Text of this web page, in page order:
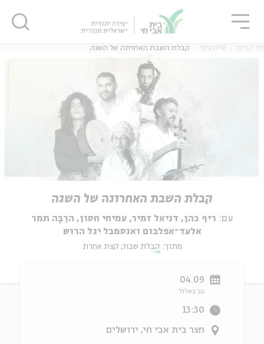
דף הבית אירועים קבלת השבת האחרונה של השנה
קבלת השבת האחרונה של השנה
עם: ריף כהן, דניאל זמיר, עמיחי חסון, הרַבָּה תמר
אלעד־אפלבום ואנסמבל יגל הרוש
מתוך: קבלת שבת; קצת אחרת
04.09
כב באלול
13:30
חצר בית אבי חי, ירושלים
סגור